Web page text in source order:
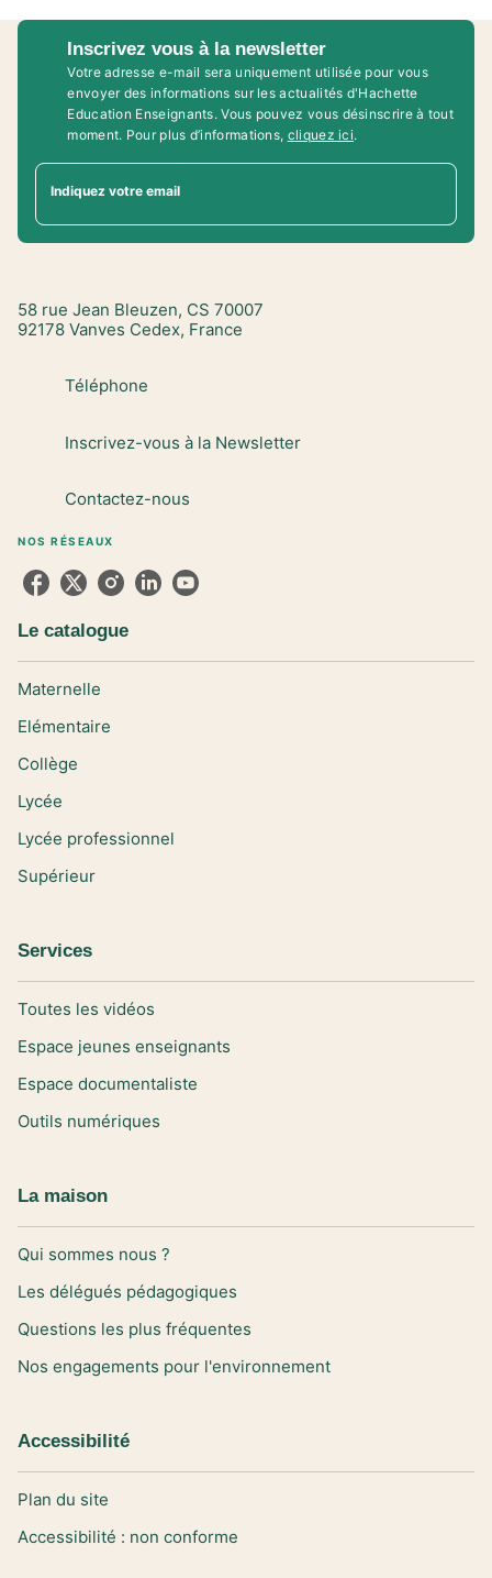
Inscrivez vous à la newsletter
Votre adresse e-mail sera uniquement utilisée pour vous
envoyer des informations sur les actualités d'Hachette
Education Enseignants. Vous pouvez vous désinscrire à tout
moment. Pour plus d’informations, cliquez ici.
Indiquez votre email
58 rue Jean Bleuzen, CS 70007
92178 Vanves Cedex, France
Téléphone
Inscrivez-vous à la Newsletter
Contactez-nous
NOS RÉSEAUX
Le catalogue
Maternelle
Elémentaire
Collège
Lycée
Lycée professionnel
Supérieur
Services
Toutes les vidéos
Espace jeunes enseignants
Espace documentaliste
Outils numériques
La maison
Qui sommes nous ?
Les délégués pédagogiques
Questions les plus fréquentes
Nos engagements pour l'environnement
Accessibilité
Plan du site
Accessibilité : non conforme